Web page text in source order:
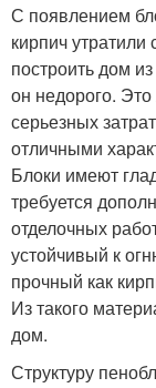
С появлением
кирпич
построить дом
он недорого.
серьезных
отличными
Блоки имеют
требуется
отделочных
устойчивый к
прочный как
Из такого
дом.
Структуру